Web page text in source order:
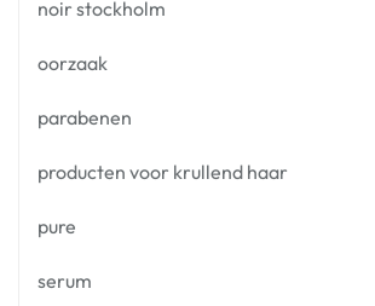
noir stockholm
oorzaak
parabenen
producten voor krullend haar
pure
serum